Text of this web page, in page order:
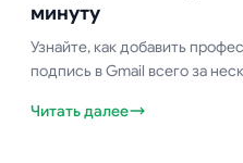
минуту
Узнайте, как добавить
подпись в Gmail всего за
мобильных устройствах,
Читать далее